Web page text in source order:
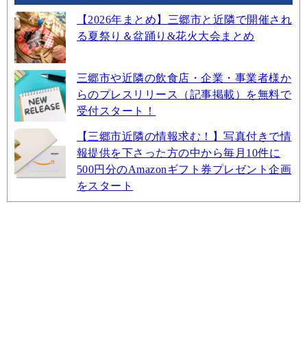
【2026年まとめ】三郷市と近隣で開催され
る夏祭り＆盆踊り&花火大会まとめ
三郷市や近隣の飲食店・企業・事業者様か
らのプレスリリース（記事掲載）を無料で
受付スタート！
【三郷市近隣の情報求む！】写真付きで情
報提供を下さった方の中から毎月10件に
500円分のAmazonギフト券プレゼント企画
をスタート